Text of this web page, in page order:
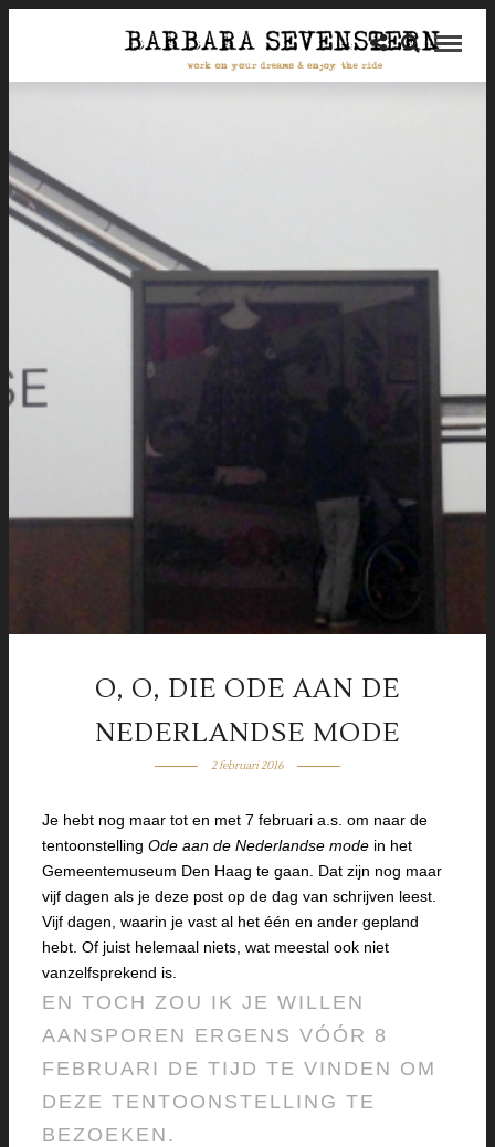
O, O, DIE ODE AAN DE
NEDERLANDSE MODE
2 februari 2016
Je hebt nog maar tot en met 7 februari a.s. om naar de
tentoonstelling Ode aan de Nederlandse mode in het
Gemeentemuseum Den Haag te gaan. Dat zijn nog maar
vijf dagen als je deze post op de dag van schrijven leest.
Vijf dagen, waarin je vast al het één en ander gepland
hebt. Of juist helemaal niets, wat meestal ook niet
vanzelfsprekend is.
EN TOCH ZOU IK JE WILLEN
AANSPOREN ERGENS VÓÓR 8
FEBRUARI DE TIJD TE VINDEN OM
DEZE TENTOONSTELLING TE
BEZOEKEN.